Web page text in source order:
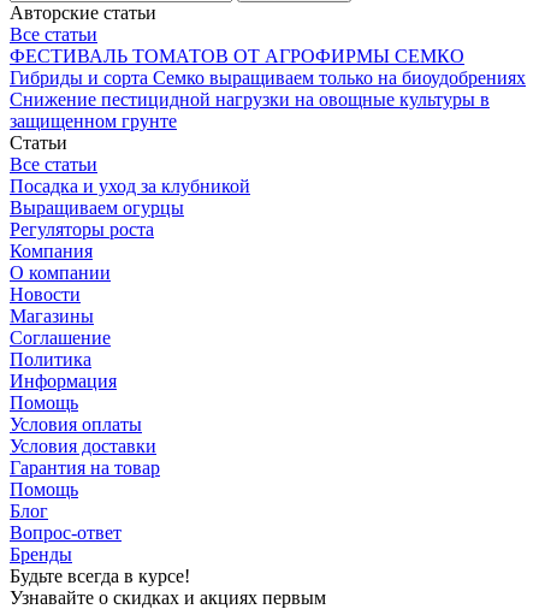
Авторские статьи
Все статьи
ФЕСТИВАЛЬ ТОМАТОВ ОТ АГРОФИРМЫ СЕМКО
Гибриды и сорта Семко выращиваем только на биоудобрениях
Снижение пестицидной нагрузки на овощные культуры в
защищенном грунте
Статьи
Все статьи
Посадка и уход за клубникой
Выращиваем огурцы
Регуляторы роста
Компания
О компании
Новости
Магазины
Соглашение
Политика
Информация
Помощь
Условия оплаты
Условия доставки
Гарантия на товар
Помощь
Блог
Вопрос-ответ
Бренды
Будьте всегда в курсе!
Узнавайте о скидках и акциях первым